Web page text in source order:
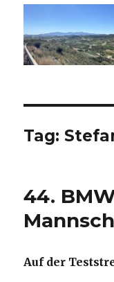
Team
Tag:
44.
Auf der